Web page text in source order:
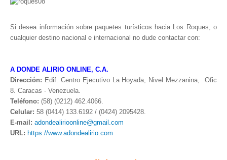
Si desea información sobre paquetes turísticos hacia Los Roques, o
cualquier destino nacional e internacional no dude contactar con:
A DONDE ALIRIO ONLINE, C.A.
Dirección: Edif. Centro Ejecutivo La Hoyada, Nivel Mezzanina, Ofic
8. Caracas - Venezuela.
Teléfono: (58) (0212) 462.4066.
Celular: 58 (0414) 133.6192 / (0424) 2095428.
E-mail: adondealirioonline@gmail.com
URL: https://www.adondealirio.com